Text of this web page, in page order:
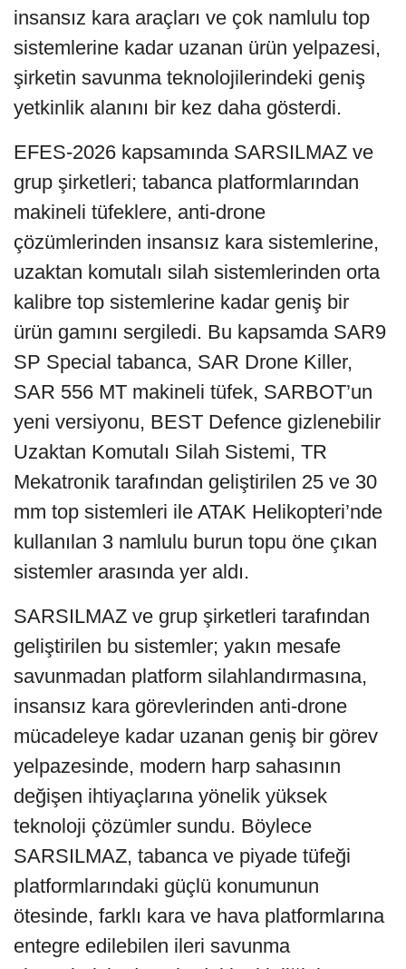
insansız kara araçları ve çok namlulu top
sistemlerine kadar uzanan ürün yelpazesi,
şirketin savunma teknolojilerindeki geniş
yetkinlik alanını bir kez daha gösterdi.
EFES-2026 kapsamında SARSILMAZ ve
grup şirketleri; tabanca platformlarından
makineli tüfeklere, anti-drone
çözümlerinden insansız kara sistemlerine,
uzaktan komutalı silah sistemlerinden orta
kalibre top sistemlerine kadar geniş bir
ürün gamını sergiledi. Bu kapsamda SAR9
SP Special tabanca, SAR Drone Killer,
SAR 556 MT makineli tüfek, SARBOT’un
yeni versiyonu, BEST Defence gizlenebilir
Uzaktan Komutalı Silah Sistemi, TR
Mekatronik tarafından geliştirilen 25 ve 30
mm top sistemleri ile ATAK Helikopteri’nde
kullanılan 3 namlulu burun topu öne çıkan
sistemler arasında yer aldı.
SARSILMAZ ve grup şirketleri tarafından
geliştirilen bu sistemler; yakın mesafe
savunmadan platform silahlandırmasına,
insansız kara görevlerinden anti-drone
mücadeleye kadar uzanan geniş bir görev
yelpazesinde, modern harp sahasının
değişen ihtiyaçlarına yönelik yüksek
teknoloji çözümler sundu. Böylece
SARSILMAZ, tabanca ve piyade tüfeği
platformlarındaki güçlü konumunun
ötesinde, farklı kara ve hava platformlarına
entegre edilebilen ileri savunma